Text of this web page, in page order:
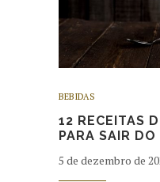
BEBIDAS
12 RECEITAS
PARA SAIR DO
5 de dezembro de